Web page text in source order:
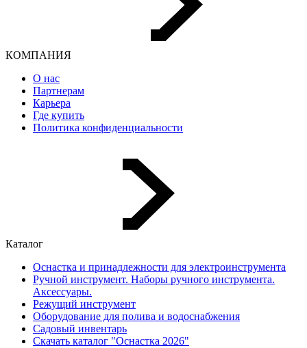
КОМПАНИЯ
О нас
Партнерам
Карьера
Где купить
Политика конфиденциальности
Каталог
Оснастка и принадлежности для электроинструмента
Ручной инструмент. Наборы ручного инструмента.
Аксессуары.
Режущий инструмент
Оборудование для полива и водоснабжения
Садовый инвентарь
Скачать каталог "Оснастка 2026"